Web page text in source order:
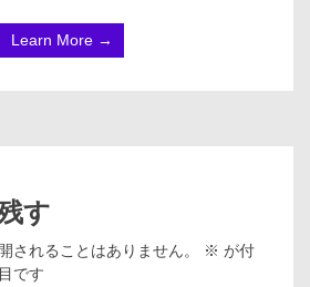
Learn More →
す
されることはありません。 ※ が付
です